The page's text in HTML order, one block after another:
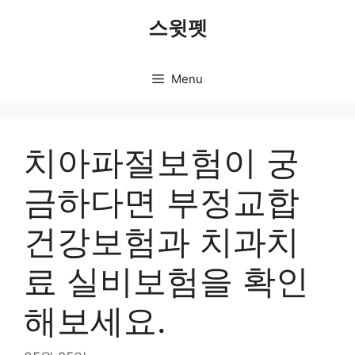
스윗펫
Menu
치아파절보험이 궁
금하다면 부정교합
건강보험과 치과치
료 실비보험을 확인
해보세요.